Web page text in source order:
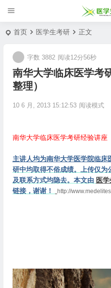
首页 医学生考研 正文
南华大学临床医学考
整理）
10 6 月, 2013 15:12:53
字数 3882 阅读12分56秒
阅读模式
南华大学临床医学考研经验讲座
主讲人均为南华大学医学院临床
研中均取得不俗成绩。上传仅为
及联系方式均隐去。本文由 医
链接，谢谢！
http://